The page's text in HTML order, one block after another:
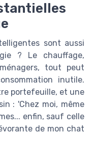
sont aussi
? Le chauffage,
tout peut
inutile.
portefeuille, et une
: 'Chez moi, même
enfin, sauf celle
de mon chat